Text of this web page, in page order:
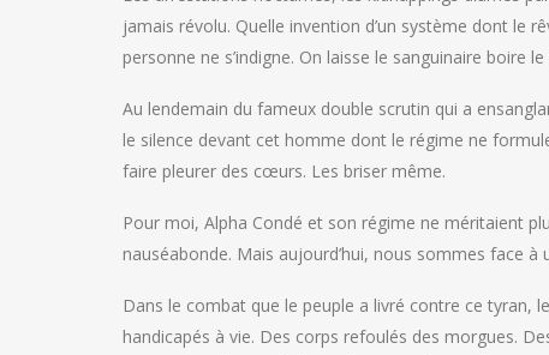
jamais révolu. Quelle invention d’un système dont le
personne ne s’indigne. On laisse le sanguinaire boire
Au lendemain du fameux double scrutin qui a
le silence devant cet homme dont le régime ne
faire pleurer des cœurs. Les briser même.
Pour moi, Alpha Condé et son régime ne méritaient
nauséabonde. Mais aujourd’hui, nous sommes face
Dans le combat que le peuple a livré contre ce tyran,
handicapés à vie. Des corps refoulés des morgues.